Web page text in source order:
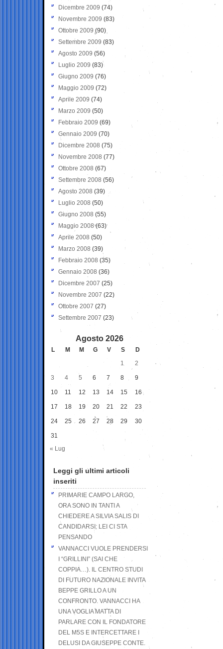
Dicembre 2009 (74)
Novembre 2009 (83)
Ottobre 2009 (90)
Settembre 2009 (83)
Agosto 2009 (56)
Luglio 2009 (83)
Giugno 2009 (76)
Maggio 2009 (72)
Aprile 2009 (74)
Marzo 2009 (50)
Febbraio 2009 (69)
Gennaio 2009 (70)
Dicembre 2008 (75)
Novembre 2008 (77)
Ottobre 2008 (67)
Settembre 2008 (56)
Agosto 2008 (39)
Luglio 2008 (50)
Giugno 2008 (55)
Maggio 2008(63)
Aprile 2008 (50)
Marzo 2008 (39)
Febbraio 2008 (35)
Gennaio 2008 (36)
Dicembre 2007 (25)
Novembre 2007 (22)
Ottobre 2007 (27)
Settembre 2007 (23)
Agosto 2026
L M M G V S
D
1
2
3 4 5 6 7 8 9
10 11 12 13 14 15 16
17 18 19 20 21 22 23
24 25 26 27 28 29 30
31
« Lug
Leggi gli ultimi articoli
inseriti
PRIMARIE CAMPO LARGO,
ORA SONO IN TANTI A
CHIEDERE A SILVIA SALIS DI
CANDIDARSI: LEI CI STA
PENSANDO
VANNACCI VUOLE PRENDERSI
I “GRILLINI” (SAI CHE
COPPIA…). IL CENTRO STUDI
DI FUTURO NAZIONALE INVITA
BEPPE GRILLO A UN
CONFRONTO. VANNACCI HA
UNA VOGLIA MATTA DI
PARLARE CON IL FONDATORE
DEL M5S E INTERCETTARE I
DELUSI DA GIUSEPPE CONTE.